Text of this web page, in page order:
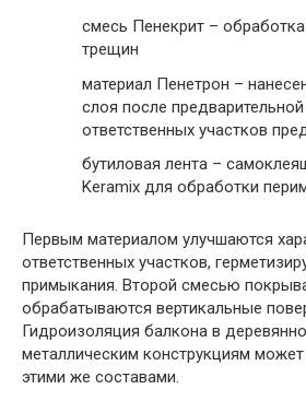
смесь Пенекрит –
трещин
материал Пенетрон –
слоя после
ответственных участков
бутиловая лента –
Keramix для обработки
Первым материалом улучшаются
ответственных участков,
примыкания. Второй смесью
обрабатываются вертикальные
Гидроизоляция балкона в
металлическим конструкциям
этими же составами.